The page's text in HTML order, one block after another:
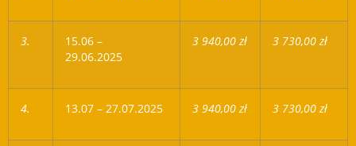
3.
15.06 –
29.06.2025
3 940,00 zł 3 730,00 zł
4. 13.07 – 27.07.2025 3 940,00 zł 3 730,00 zł